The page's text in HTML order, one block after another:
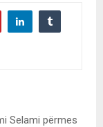
Selami përmes